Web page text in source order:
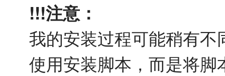
!!!注意：
我的安装过程可能稍有
使用安装脚本，而是将